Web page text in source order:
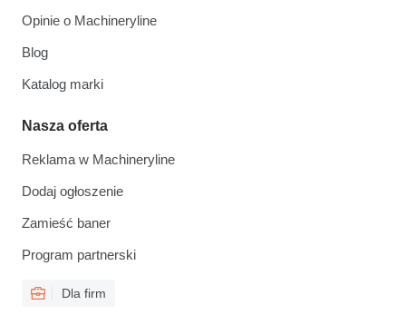
Opinie o Machineryline
Blog
Katalog marki
Nasza oferta
Reklama w Machineryline
Dodaj ogłoszenie
Zamieść baner
Program partnerski
Dla firm